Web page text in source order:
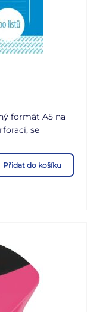
formát A5 na
se
Přidat do košíku